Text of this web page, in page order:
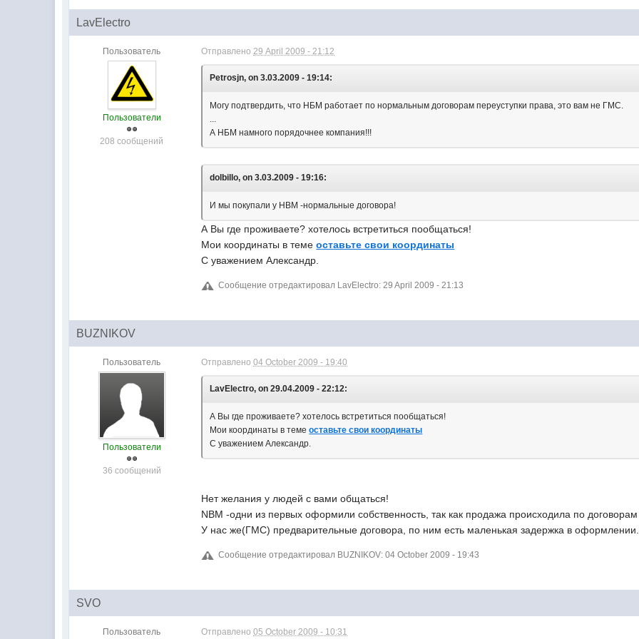
LavElectro
Пользователь
Пользователи
208 сообщений
Отправлено29 April 2009 - 21:12
Petrosjn, on 3.03.2009 - 19:14:
Могу подтвердить, что НБМ работает по нормальным договорам переуступки права, это вам не ГМС.
...
А НБМ намного порядочнее компания!!!
dolbillo, on 3.03.2009 - 19:16:
И мы покупали у НВМ -нормальные договора!
А Вы где проживаете? хотелось встретиться пообщаться!
Мои координаты в темеоставьте свои координаты
С уважением Александр.
Сообщение отредактировал LavElectro: 29 April 2009 - 21:13
BUZNIKOV
Пользователь
Пользователи
36 сообщений
Отправлено04 October 2009 - 19:40
LavElectro, on 29.04.2009 - 22:12:
А Вы где проживаете? хотелось встретиться пообщаться!
Мои координаты в темеоставьте свои координаты
С уважением Александр.
Нет желания у людей с вами общаться!
NBM -одни из первых оформили собственность, так как продажа происходила по
У нас же(ГМС) предварительные договора, по ним есть маленькая задержка в оформлении.
Сообщение отредактировал BUZNIKOV: 04 October 2009 - 19:43
SVO
Пользователь Отправлено05 October 2009 - 10:31